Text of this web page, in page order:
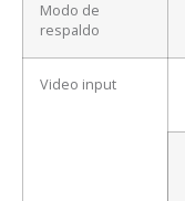
Modo de
respaldo
Video input